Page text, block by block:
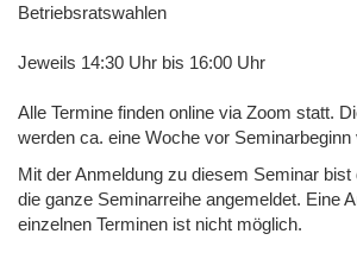
Betriebsratswahlen
Jeweils 14:30 Uhr bis 16:00 Uhr
Alle Termine finden online via Zoom statt.
werden ca. eine Woche vor
Mit der Anmeldung zu diesem Seminar
die ganze Seminarreihe angemeldet. Eine
einzelnen Terminen ist nicht möglich.